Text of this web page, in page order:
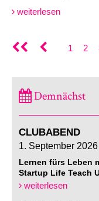
weiterlesen
1 2
Demnächst
CLUBABEND
1. September 2026
Lernen fürs Leben
Startup Life Teach
weiterlesen